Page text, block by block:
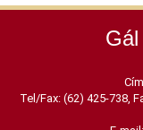
Tel/Fax: (62) 425-738,